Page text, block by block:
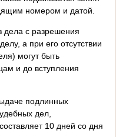
номером и датой.
дела с разрешения
а при его отсутствии
могут быть
и до вступления
подлинных
дел,
10 дней со дня